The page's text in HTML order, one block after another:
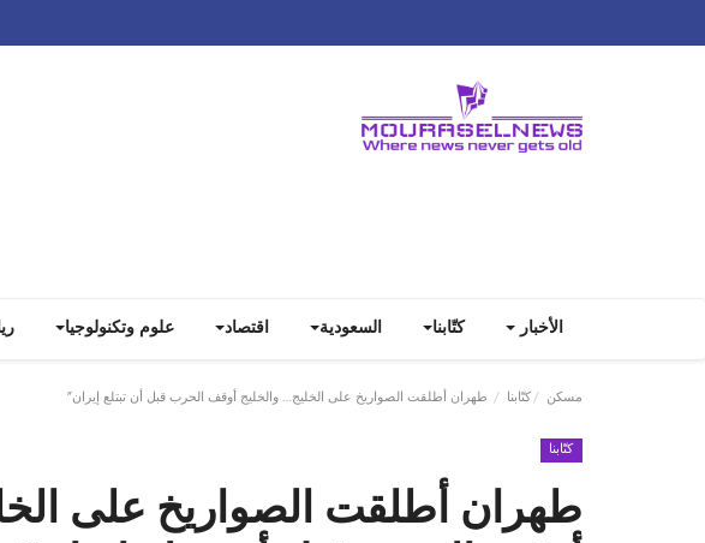
الأخبار كتّابنا السعودية اقتصاد علوم وتكنولوجيا
مسكن كتّابنا طهران أطلقت الصواريخ على الخليج… والخليج أوقف الحرب قبل أن تبتلع إيران”
كتّابنا
طهران أطلقت الصواريخ على